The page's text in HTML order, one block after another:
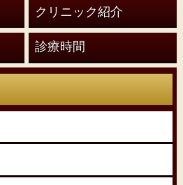
クリニック紹介
診療時間